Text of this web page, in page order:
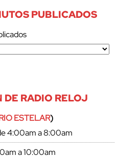
PUBLICADOS
DE RADIO RELOJ
ESTELAR)
4:00am a 8:00am
a 10:00am